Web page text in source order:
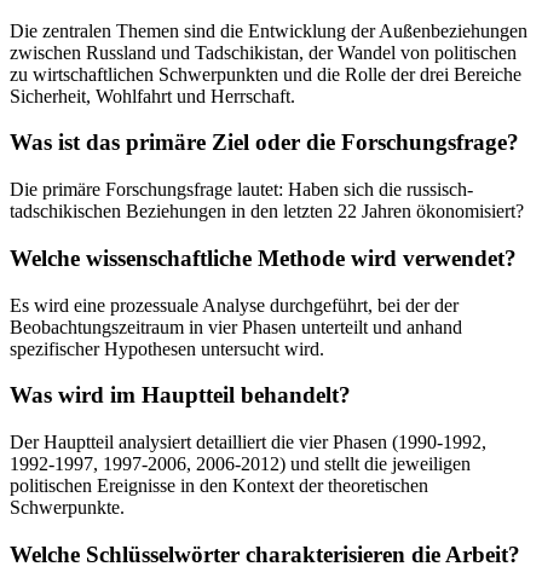
Die zentralen Themen sind die Entwicklung der Außenbeziehungen
zwischen Russland und Tadschikistan, der Wandel von politischen
zu wirtschaftlichen Schwerpunkten und die Rolle der drei Bereiche
Sicherheit, Wohlfahrt und Herrschaft.
Was ist das primäre Ziel oder die Forschungsfrage?
Die primäre Forschungsfrage lautet: Haben sich die russisch-
tadschikischen Beziehungen in den letzten 22 Jahren ökonomisiert?
Welche wissenschaftliche Methode wird verwendet?
Es wird eine prozessuale Analyse durchgeführt, bei der der
Beobachtungszeitraum in vier Phasen unterteilt und anhand
spezifischer Hypothesen untersucht wird.
Was wird im Hauptteil behandelt?
Der Hauptteil analysiert detailliert die vier Phasen (1990-1992,
1992-1997, 1997-2006, 2006-2012) und stellt die jeweiligen
politischen Ereignisse in den Kontext der theoretischen
Schwerpunkte.
Welche Schlüsselwörter charakterisieren die Arbeit?